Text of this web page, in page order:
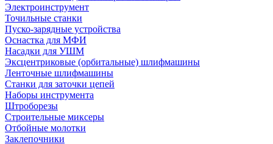
Электроинструмент
Точильные станки
Пуско-зарядные устройства
Оснастка для МФИ
Насадки для УШМ
Эксцентриковые (орбитальные) шлифмашины
Ленточные шлифмашины
Станки для заточки цепей
Наборы инструмента
Штроборезы
Строительные миксеры
Отбойные молотки
Заклепочники